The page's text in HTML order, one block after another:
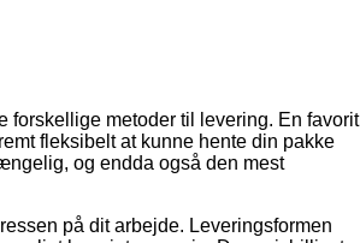
metoder til levering. En favorit
fleksibelt at kunne hente din pakke
og endda også den mest
på dit arbejde. Leveringsformen